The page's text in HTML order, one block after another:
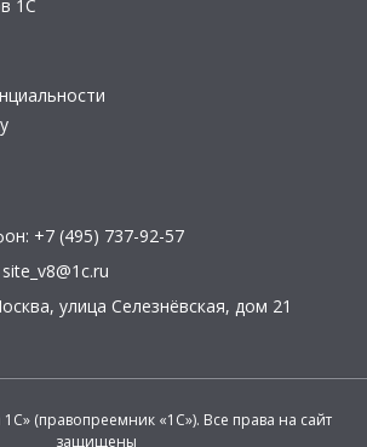
1С
+7 (495) 737-92-57
site_v8@1c.ru
, улица Селезнёвская, дом 21
(правопреемник «1С»). Все права на сайт
защищены